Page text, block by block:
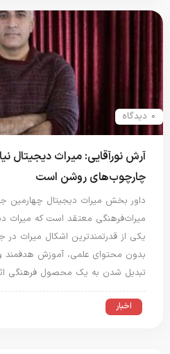
0 دیدگاه
آرش نورآقایی: میراث دیجیتال
چارچوب‌های روشن است
داور بخش میراث دیجیتال چهارمین
میراث‌فرهنگی معتقد است که میراث
یکی از قدرتمندترین اشکال میراث در
بدون محتوای علمی، آموزش
تبدیل شدن به یک محصول فرهنگی
اخبار